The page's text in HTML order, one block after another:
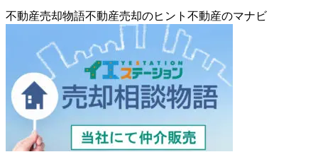
不動産売却物語不動産売却のヒント 不動産のマナビ